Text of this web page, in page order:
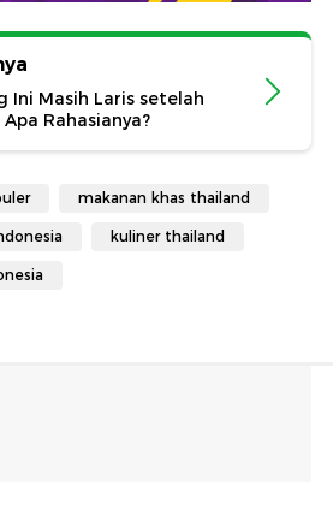
Ini Masih Laris setelah
Rahasianya?
makanan khas thailand
kuliner thailand